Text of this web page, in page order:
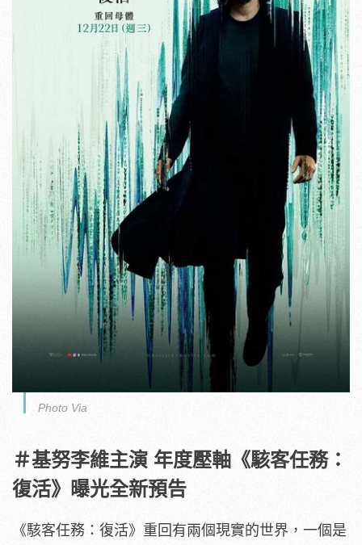
Photo Via
＃基努李維主演 年度壓軸《駭客任務：
復活》曝光全新預告
《駭客任務：復活》重回有兩個現實的世界，一個是